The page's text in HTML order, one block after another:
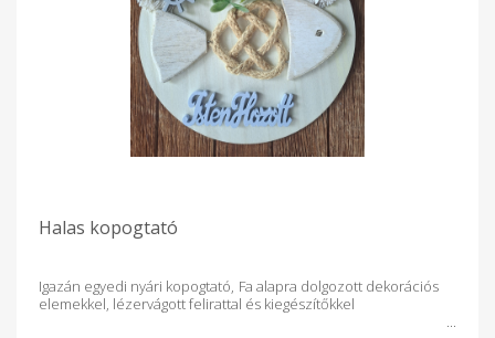
Halas kopogtató
Igazán egyedi nyári kopogtató, Fa alapra dolgozott dekorációs
elemekkel, lézervágott felirattal és kiegészítőkkel